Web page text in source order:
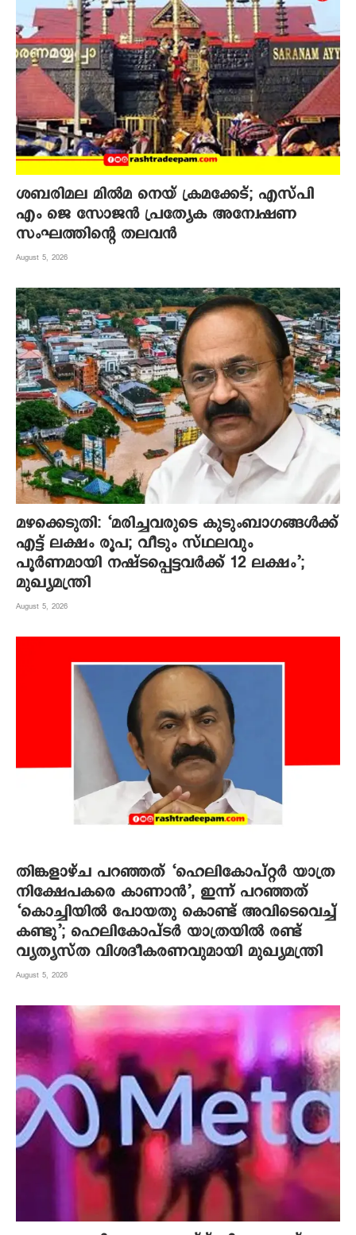
ശബരിമല മില്‍മ നെയ് ക്രമക്കേട്; എസ്പി
എം ജെ സോജന്‍ പ്രത്യേക അന്വേഷണ
സംഘത്തിന്റെ തലവന്‍
August 5, 2026
മഴക്കെടുതി: ‘മരിച്ചവരുടെ കുടുംബാഗങ്ങൾക്ക്
എട്ട് ലക്ഷം രൂപ; വീടും സ്ഥലവും
പൂർണമായി നഷ്ടപ്പെട്ടവർക്ക് 12 ലക്ഷം’;
മുഖ്യമന്ത്രി
August 5, 2026
തിങ്കളാഴ്ച പറഞ്ഞത് ‘ഹെലികോപ്റ്റർ യാത്ര
നിക്ഷേപകരെ കാണാൻ’, ഇന്ന് പറഞ്ഞത്
‘കൊച്ചിയിൽ പോയതു കൊണ്ട് അവിടെവെച്ച്
കണ്ടു’; ഹെലികോപ്ടർ യാത്രയിൽ രണ്ട്
വ്യത്യസ്ത വിശദീകരണവുമായി മുഖ്യമന്ത്രി
August 5, 2026